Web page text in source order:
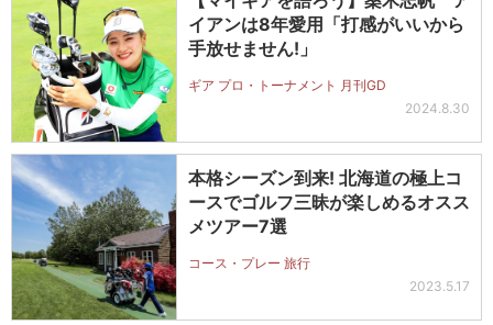
イアンは8年愛用「打感がいいから
手放せません!」
ギア プロ・トーナメント 月刊GD
2024.8.30
本格シーズン到来! 北海道の極上コ
ースでゴルフ三昧が楽しめるオスス
メツアー7選
コース・プレー 旅行
2023.5.17